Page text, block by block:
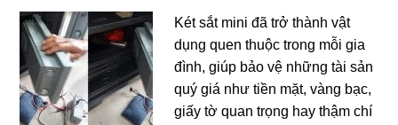
Két sắt mini đã trở thành vật
dụng quen thuộc trong mỗi gia
đình, giúp bảo vệ những tài sản
quý giá như tiền mặt, vàng bạc,
giấy tờ quan trọng hay thậm chí